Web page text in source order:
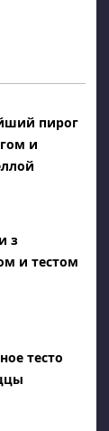
пирог
и
з
и тестом
тесто